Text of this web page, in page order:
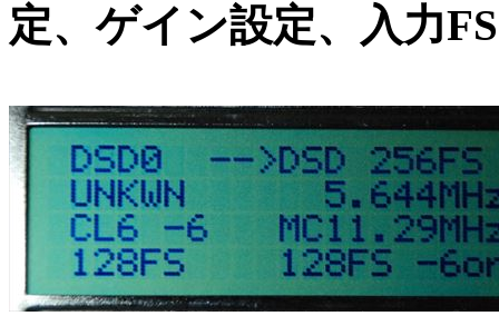
定、ゲイン設定、入力